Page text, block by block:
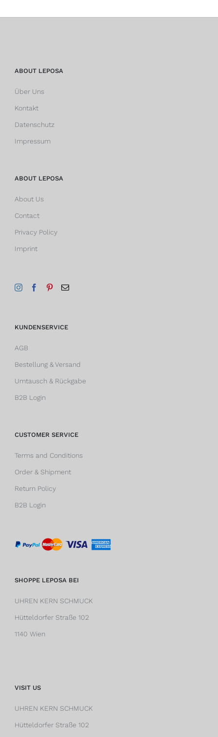
ABOUT LEPOSA
Über Uns
Kontakt
Datenschutz
Impressum
ABOUT LEPOSA
About Us
Contact
Privacy Policy
Imprint
KUNDENSERVICE
AGB
Bestellung & Versand
Umtausch & Rückgabe
B2B Login
CUSTOMER SERVICE
Terms and Conditions
Order & Shipment
Return Policy
B2B Login
SHOPPE LEPOSA BEI
UHREN KERN SCHMUCK
Hütteldorfer Straße 102
1140 Wien
VISIT US
UHREN KERN SCHMUCK
Hütteldorfer Straße 102